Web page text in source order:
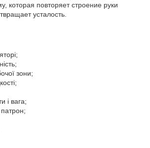
которая повторяет строение руки
усталость.
зони;
і вага;